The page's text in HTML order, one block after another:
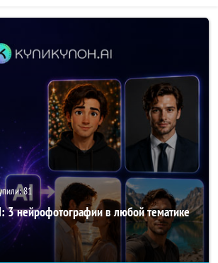
81
3 нейрофотографии в любой тематике